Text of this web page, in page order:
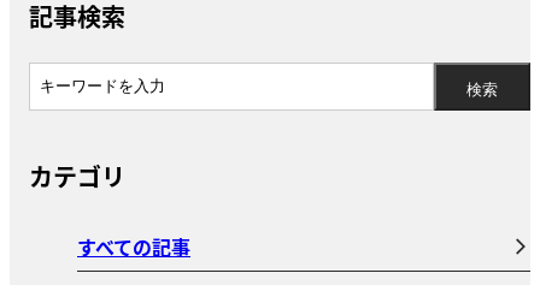
記事検索
カテゴリ
すべての記事